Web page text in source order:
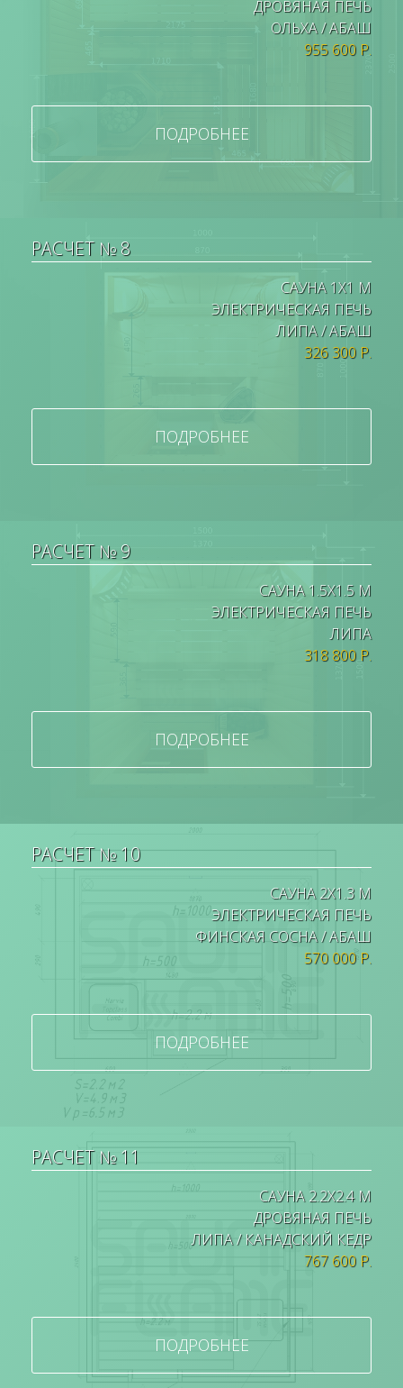
ДРОВЯНАЯ ПЕЧЬ
ОЛЬХА / АБАШ
955 600 Р.
ПОДРОБНЕЕ
РАСЧЕТ № 8
САУНА 1Х1 М
ЭЛЕКТРИЧЕСКАЯ ПЕЧЬ
ЛИПА / АБАШ
326 300 Р.
ПОДРОБНЕЕ
РАСЧЕТ № 9
САУНА 1.5Х1.5 М
ЭЛЕКТРИЧЕСКАЯ ПЕЧЬ
ЛИПА
318 800 Р.
ПОДРОБНЕЕ
РАСЧЕТ № 10
САУНА 2Х1.3 М
ЭЛЕКТРИЧЕСКАЯ ПЕЧЬ
ФИНСКАЯ СОСНА / АБАШ
570 000 Р.
ПОДРОБНЕЕ
РАСЧЕТ № 11
САУНА 2.2Х2.4 М
ДРОВЯНАЯ ПЕЧЬ
ЛИПА / КАНАДСКИЙ КЕДР
767 600 Р.
ПОДРОБНЕЕ